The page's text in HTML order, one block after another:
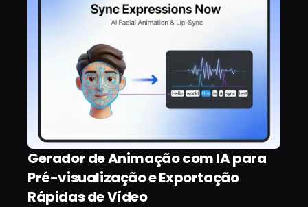
Gerador de Animação com IA para
Pré-visualização e Exportação
Rápidas de Vídeo